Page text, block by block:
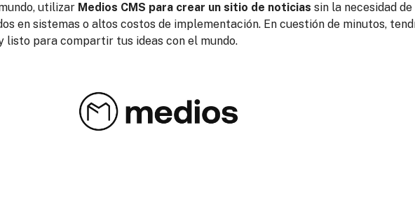
utilizar Medios CMS para crear un sitio de noticias sin la necesidad de
en sistemas o altos costos de implementación. En cuestión de minutos,
listo para compartir tus ideas con el mundo.